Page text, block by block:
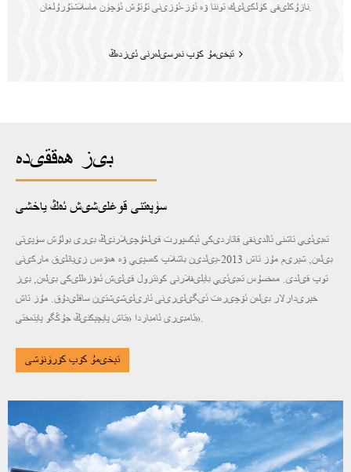
نازۇكلىقى كۈلكىلىك توننا ۋە ئۆز-ئۆزىنى تۇتۇش ئۈچۈن ماسلاشتۇرۇلغان.
تېخىمۇ كۆپ نەرسىلەرنى ئىزدەڭ
بىز ھەققىدە
سۈپەتنى قوغلىشىش ئەڭ ياخشى
تەبىئىي تاشنى ئالدىنقى قاتاردىكى ئېكسپورت قىلغۇچىلارنىڭ بىرى بولۇش سۈپىتى
بىلەن, شېرىم مۇز تاش 2013-يىلدىن باشلاپ كەسپىي ۋە ھەۋەس زىيانلىق ماركىنى
توپ قىلدى. مەخسۇس تەبىئىي بايلىقلارنى كونترول قىلىش ئەۋزەللىكى بىلەن, بىز
خېرىدارلار بىلەن ئۆچىرەت ئىگىلىرىنى ئارىلىشىشتىن ساقلىدۇق. مۇز تاش
ئامبىرى ئامباردا «تاش پايچېكنىڭ جۇڭگو پايتەختى».
تېخىمۇ كۆپ كۆرۈنۈشى